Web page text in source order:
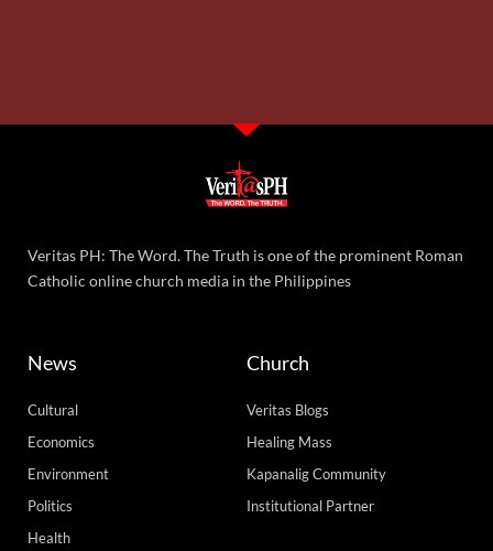
Veritas PH: The Word. The Truth is one of the prominent Roman
Catholic online church media in the Philippines
News
Cultural
Economics
Environment
Politics
Health
Church
Veritas Blogs
Healing Mass
Kapanalig Community
Institutional Partner